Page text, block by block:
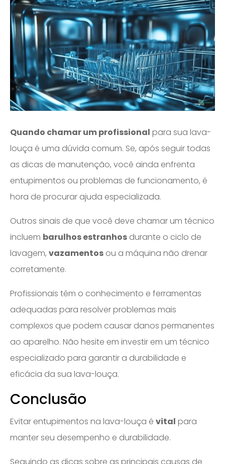
Quando chamar um profissional para sua lava-
louça é uma dúvida comum. Se, após seguir todas
as dicas de manutenção, você ainda enfrenta
entupimentos ou problemas de funcionamento, é
hora de procurar ajuda especializada.
Outros sinais de que você deve chamar um técnico
incluem barulhos estranhos durante o ciclo de
lavagem, vazamentos ou a máquina não drenar
corretamente.
Profissionais têm o conhecimento e ferramentas
adequadas para resolver problemas mais
complexos que podem causar danos permanentes
ao aparelho. Não hesite em investir em um técnico
especializado para garantir a durabilidade e
eficácia da sua lava-louça.
Conclusão
Evitar entupimentos na lava-louça é vital para
manter seu desempenho e durabilidade.
Seguindo as dicas sobre as principais causas de